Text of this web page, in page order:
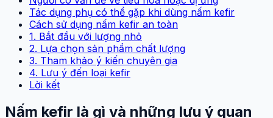
Tác dụng phụ có thể gặp khi dùng nấm kefir
Cách sử dụng nấm kefir an toàn
1. Bắt đầu với lượng nhỏ
2. Lựa chọn sản phẩm chất lượng
3. Tham khảo ý kiến chuyên gia
4. Lưu ý đến loại kefir
Lời kết
Nấm kefir là gì và những lưu ý quan